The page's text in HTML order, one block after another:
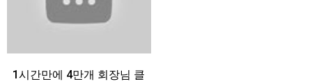
1시간만에 4만개 회장님 클